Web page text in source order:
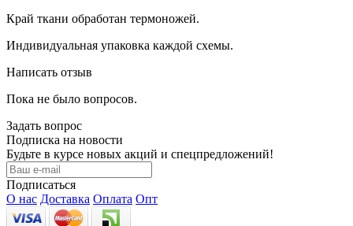
Край ткани обработан термоножей.
Индивидуальная упаковка каждой схемы.
Написать отзыв
Пока не было вопросов.
Задать вопрос
Подписка на новости
Будьте в курсе новых акций и спецпредложений!
Подписаться
О нас Доставка Оплата Опт